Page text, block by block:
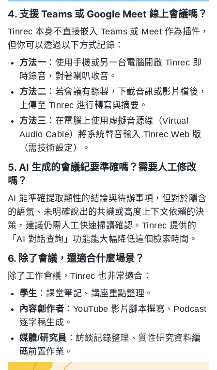
4. 支援 Teams 或 Google Meet 線上會議嗎？
Tinrec 本身不直接嵌入 Teams 或 Meet 作為插件，
但你可以透過以下方式記錄：
方法一 ：使用手機或另一台電腦開啟 Tinrec 即
時錄音，對著喇叭收音。
方法二 ：若會議有錄製，下載音訊或影片檔後，
上傳至 Tinrec 進行轉寫與摘要。
方法三 ：在電腦上使用虛擬音源線（Virtual
Audio Cable）將系統聲音輸入 Tinrec Web 版
（需技術設定）。
5. AI 生成的會議紀要準確嗎？需要人工修改
嗎？
AI 能準確提取顯性的結論與待辦事項，但對於隱含
的語氣、未明確說出的共識或高度上下文依賴的決
策，建議仍需人工快速掃讀確認。Tinrec 提供的
「AI 對話查詢」功能能大幅降低這個檢索時間。
6. 除了會議，還適合什麼場景？
除了工作會議，Tinrec 也非常適合：
學生 ：課堂筆記、講座重點整理。
內容創作者 ：YouTube 影片腳本撰寫、Podcast
逐字稿生成。
媒體/研究員 ：訪談記錄整理、質性研究資料編
碼前置作業。